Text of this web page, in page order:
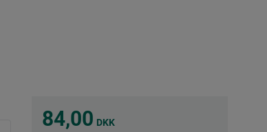
84,00 DKK